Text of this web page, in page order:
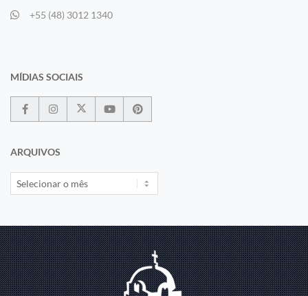
+55 (48) 3012 1340
MÍDIAS SOCIAIS
ARQUIVOS